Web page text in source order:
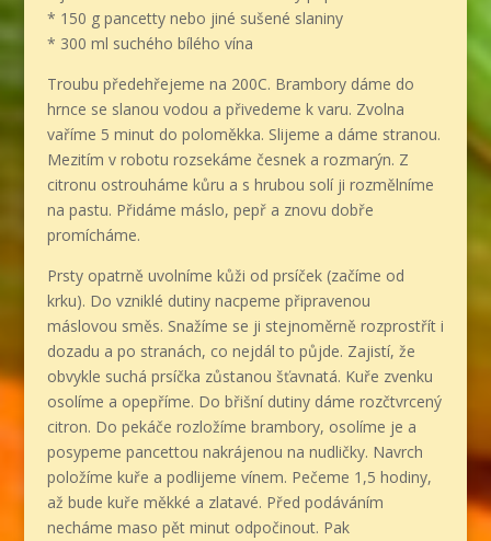
* 150 g pancetty nebo jiné sušené slaniny
* 300 ml suchého bílého vína
Troubu předehřejeme na 200C. Brambory dáme do
hrnce se slanou vodou a přivedeme k varu. Zvolna
vaříme 5 minut do poloměkka. Slijeme a dáme stranou.
Mezitím v robotu rozsekáme česnek a rozmarýn. Z
citronu ostrouháme kůru a s hrubou solí ji rozmělníme
na pastu. Přidáme máslo, pepř a znovu dobře
promícháme.
Prsty opatrně uvolníme kůži od prsíček (začíme od
krku). Do vzniklé dutiny nacpeme připravenou
máslovou směs. Snažíme se ji stejnoměrně rozprostřít i
dozadu a po stranách, co nejdál to půjde. Zajistí, že
obvykle suchá prsíčka zůstanou šťavnatá. Kuře zvenku
osolíme a opepříme. Do břišní dutiny dáme rozčtvrcený
citron. Do pekáče rozložíme brambory, osolíme je a
posypeme pancettou nakrájenou na nudličky. Navrch
položíme kuře a podlijeme vínem. Pečeme 1,5 hodiny,
až bude kuře měkké a zlatavé. Před podáváním
necháme maso pět minut odpočinout. Pak